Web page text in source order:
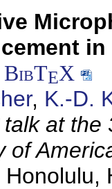
BibTEX
, K.-D.
at the
of
Honolulu,